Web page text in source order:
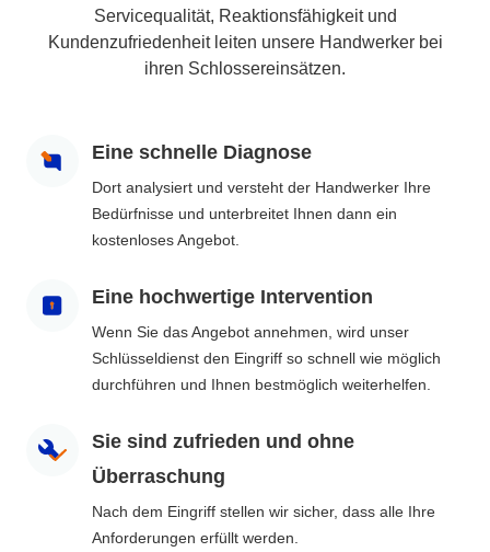
Servicequalität, Reaktionsfähigkeit und
Kundenzufriedenheit leiten unsere Handwerker bei
ihren Schlossereinsätzen.
Eine schnelle Diagnose
Dort analysiert und versteht der Handwerker Ihre
Bedürfnisse und unterbreitet Ihnen dann ein
kostenloses Angebot.
Eine hochwertige Intervention
Wenn Sie das Angebot annehmen, wird unser
Schlüsseldienst den Eingriff so schnell wie möglich
durchführen und Ihnen bestmöglich weiterhelfen.
Sie sind zufrieden und ohne
Überraschung
Nach dem Eingriff stellen wir sicher, dass alle Ihre
Anforderungen erfüllt werden.